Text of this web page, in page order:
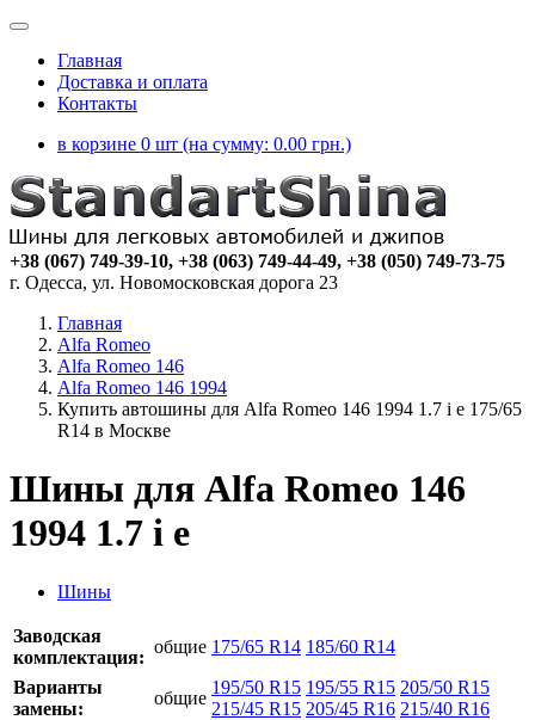
Главная
Доставка и оплата
Контакты
в корзине 0 шт (на сумму: 0.00 грн.)
+38 (067) 749-39-10, +38 (063) 749-44-49, +38 (050) 749-73-75
г. Одесса, ул. Новомосковская дорога 23
Главная
Alfa Romeo
Alfa Romeo 146
Alfa Romeo 146 1994
Купить автошины для Alfa Romeo 146 1994 1.7 i e 175/65
R14 в Москве
Шины для Alfa Romeo 146
1994 1.7 i e
Шины
Заводская
комплектация:
общие 175/65 R14 185/60 R14
Варианты
замены:
общие
195/50 R15 195/55 R15 205/50 R15
215/45 R15 205/45 R16 215/40 R16